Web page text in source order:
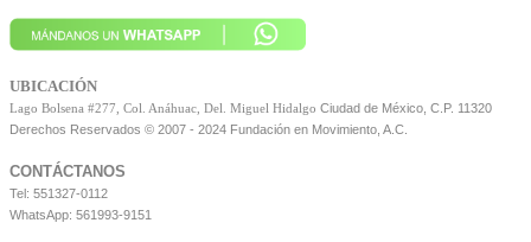
UBICACIÓN
Lago Bolsena #277, Col. Anáhuac, Del. Miguel Hidalgo Ciudad de México, C.P. 11320
Derechos Reservados © 2007 - 2024 Fundación en Movimiento, A.C.
CONTÁCTANOS
Tel: 551327-0112
WhatsApp: 561993-9151